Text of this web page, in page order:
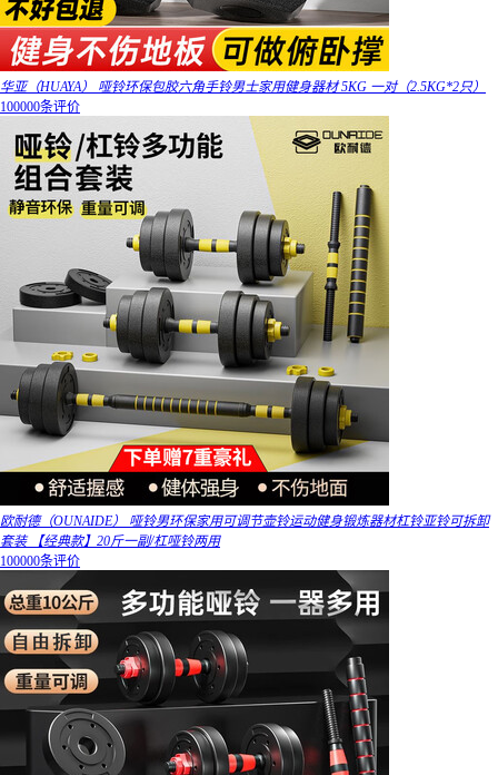
华亚（HUAYA） 哑铃环保包胶六角手铃男士家用健身器材 5KG 一对（2.5KG*2只）
100000条评价
欧耐德（OUNAIDE） 哑铃男环保家用可调节壶铃运动健身锻炼器材杠铃亚铃可拆卸
套装 【经典款】20斤一副/杠哑铃两用
100000条评价